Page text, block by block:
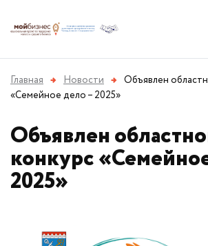
Главная → Новости → Объявлен
«Семейное дело – 2025»
Объявлен
конкурс
2025»